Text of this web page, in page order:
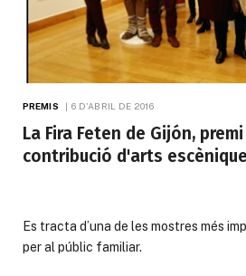
PREMIS 6 D'ABRIL DE 2016
La Fira Feten de Gijón,
contribució d'arts
Es tracta d’una de les mostres més
per al públic familiar.